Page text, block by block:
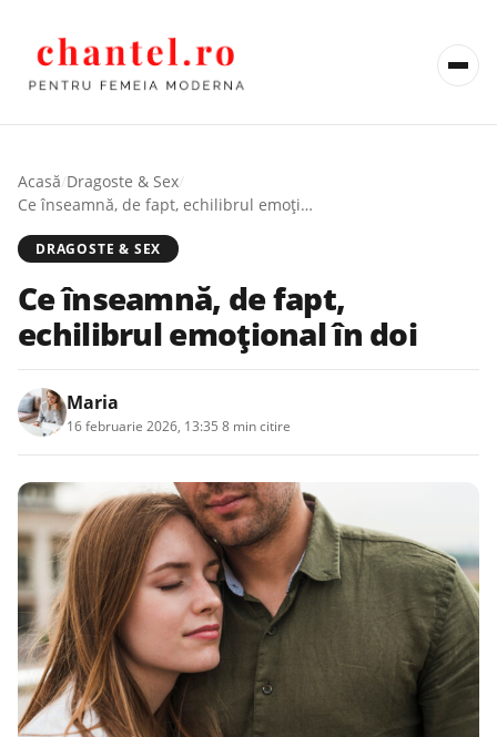
Acasă/Dragoste & Sex/
Ce înseamnă, de fapt, echilibrul emoțional în doi
DRAGOSTE & SEX
Ce înseamnă, de fapt,
echilibrul emoțional în doi
Maria
16 februarie 2026, 13:35 8 min citire